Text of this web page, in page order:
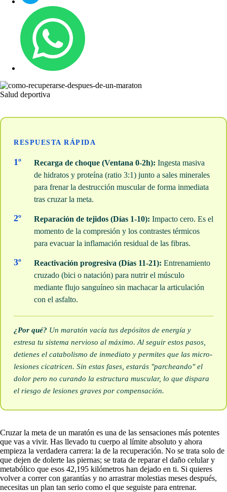
Salud deportiva
RESPUESTA RÁPIDA
1º Recarga de choque (Ventana 0-2h): Ingesta masiva
de hidratos y proteína (ratio 3:1) junto a sales minerales
para frenar la destrucción muscular de forma inmediata
tras cruzar la meta.
2º Reparación de tejidos (Días 1-10): Impacto cero. Es el
momento de la compresión y los contrastes térmicos
para evacuar la inflamación residual de las fibras.
3º Reactivación progresiva (Días 11-21): Entrenamiento
cruzado (bici o natación) para nutrir el músculo
mediante flujo sanguíneo sin machacar la articulación
con el asfalto.
¿Por qué? Un maratón vacía tus depósitos de energía y
estresa tu sistema nervioso al máximo. Al seguir estos pasos,
detienes el catabolismo de inmediato y permites que las micro-
lesiones cicatricen. Sin estas fases, estarás "parcheando" el
dolor pero no curando la estructura muscular, lo que dispara
el riesgo de lesiones graves por compensación.
Cruzar la meta de un maratón es una de las sensaciones más potentes
que vas a vivir. Has llevado tu cuerpo al límite absoluto y ahora
empieza la verdadera carrera: la de la recuperación. No se trata solo de
que dejen de dolerte las piernas; se trata de reparar el daño celular y
metabólico que esos 42,195 kilómetros han dejado en ti. Si quieres
volver a correr con garantías y no arrastrar molestias meses después,
necesitas un plan tan serio como el que seguiste para entrenar.